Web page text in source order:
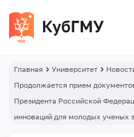
Главная Университет
Продолжается прием
Президента Российской
инноваций для молодых ученых